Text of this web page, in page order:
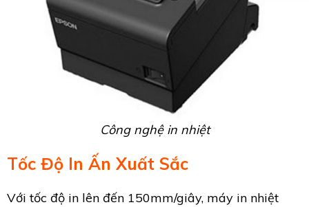
Công nghệ in nhiệt
Tốc Độ In Ấn Xuất Sắc
Với tốc độ in lên đến 150mm/giây, máy in nhiệt